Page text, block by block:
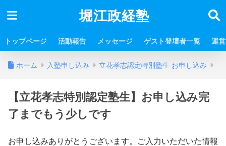
堀江政経塾
トップページ 活動報告 メッセージ ゲスト登壇者一覧 運
ホーム 入塾申し込み 立花孝志認定特別塾生 お申し込み
【立花孝志特別認定塾生】お申し込み完
了までもう少しです
お申し込みありがとうございます。ご入力いただいた情報